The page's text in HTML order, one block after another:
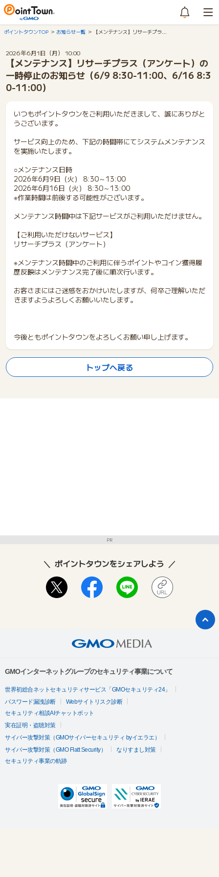
ポイントタウンTOP お知らせ一覧 【メンテナンス】リサーチプラ…
2026年6月1日（月） 10:00
【メンテナンス】リサーチプラス（アンケート）の
一時停止のお知らせ（6/9 8:30-11:00、6/16 8:3
0-11:00）
いつもポイントタウンをご利用いただきまして、誠にありがと
うございます。
サービス向上のため、下記の時間帯にてシステムメンテナンス
を実施いたします。
○メンテナンス日時
2026年6月9日（火） 8:30～13:00
2026年6月16日（火） 8:30～13:00
※作業時間は前後する可能性がございます。
メンテナンス時間中は下記サービスがご利用いただけません。
【ご利用いただけないサービス】
リサーチプラス（アンケート）
※メンテナンス時間中のご利用に伴うポイントやコイン獲得履
歴反映はメンテナンス完了後に順次行います。
お客さまにはご迷惑をおかけいたしますが、何卒ご理解いただ
きますようよろしくお願いいたします。
今後ともポイントタウンをよろしくお願い申し上げます。
トップへ戻る
PR
ポイントタウンをシェアしよう
GMOインターネットグループのセキュリティ事業について
世界初総合ネットセキュリティサービス「GMOセキュリティ24」
パスワード漏洩診断
Webサイトリスク診断
セキュリティ相談AIチャットボット
実在証明・盗聴対策
サイバー攻撃対策（GMOサイバーセキュリティ byイエラエ）
サイバー攻撃対策（GMO Flatt Security）
なりすまし対策
セキュリティ事業の軌跡